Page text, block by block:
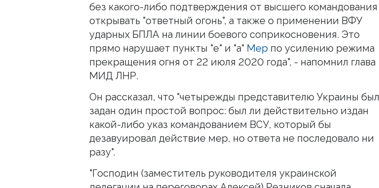
без какого-либо подтверждения от высшего командования
открывать "ответный огонь", а также о применении ВФУ
ударных БПЛА на линии боевого соприкосновения. Это
прямо нарушает пункты "е" и "а" Мер по усилению режима
прекращения огня от 22 июля 2020 года", - напомнил глава
МИД ЛНР.
Он рассказал, что "четырежды представителю Украины был
задан один простой вопрос: был ли действительно издан
какой-либо указ командованием ВСУ, который бы
дезавуировал действие мер, но ответа не последовало ни
разу".
"Господин (заместитель руководителя украинской